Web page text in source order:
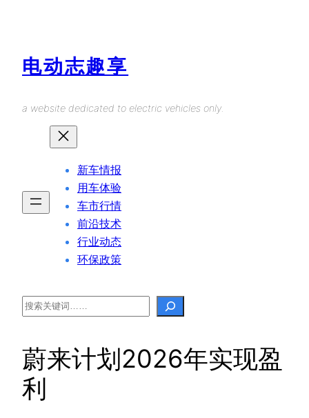
电动志趣享
a website dedicated to electric vehicles only.
新车情报
用车体验
车市行情
前沿技术
行业动态
环保政策
Search
蔚来计划2026年实现盈
利